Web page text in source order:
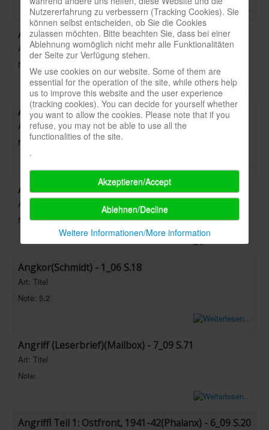
Andromeda(Heidelberger/Galakta) - 4_16 S.50
Art: Titel
Note: 7
Andromeda(Abacus) - 2_00 S.38
Art: Titel
Note: 7,29
Angel, Rob(Interview) - 2_93 S.8
Art: Personen
Note:
Angkor(Schmidt) - 1_06 S.18
Art: Titel
Note: 5,2
Angriff (Leserbrief)(Mailbox) - 7_09 S.71
Art: Titel
Note:
Angriff! Teil 1: Ostfront, 1941-42(Phalanx) - 6_09 S.20
Nutzererfahrung zu verbessern (Tracking Cookies). Sie
können selbst entscheiden, ob Sie die Cookies
zulassen möchten. Bitte beachten Sie, dass bei einer
Ablehnung womöglich nicht mehr alle Funktionalitäten
der Seite zur Verfügung stehen.
We use cookies on our website. Some of them are
essential for the operation of the site, while others help
us to improve this website and the user experience
(tracking cookies). You can decide for yourself whether
you want to allow the cookies. Please note that if you
refuse, you may not be able to use all the
functionalities of the site.
.
Akzeptieren/Accept
Ablehnen/Decline
Weitere Informationen/More information